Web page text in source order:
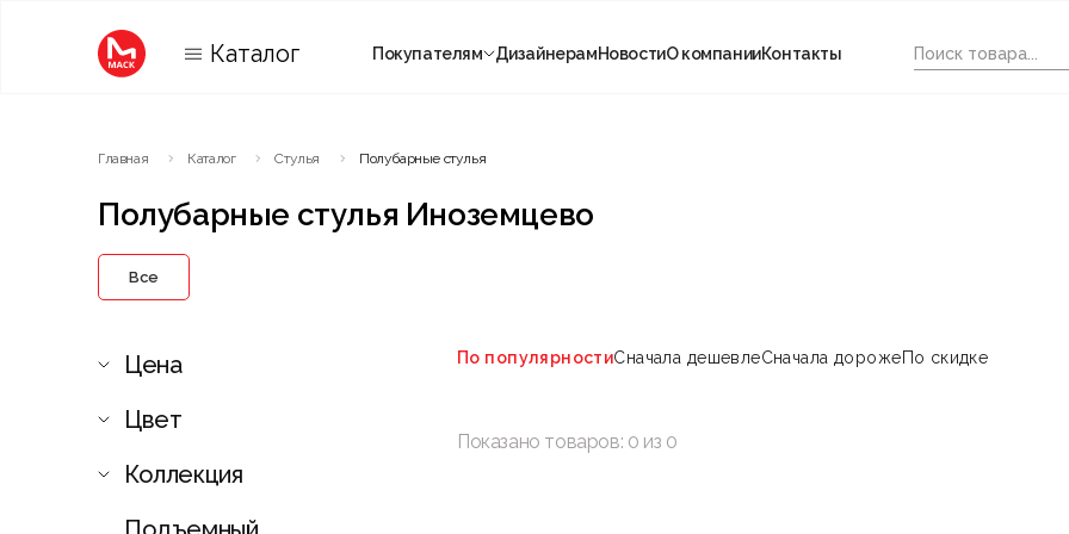
Каталог Покупателям ДизайнерамНовостиО компанииКонтакты
Главная Каталог Стулья Полубарные стулья
Полубарные стулья Иноземцево
Все
Цена
Цвет
Коллекция
По популярностиСначала дешевлеСначала дорожеПо скидке
Показано товаров: 0 из 0